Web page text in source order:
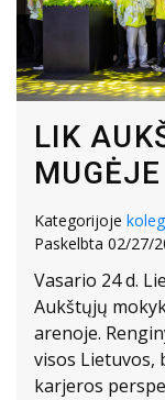
LIK
Kategorijoje
Paskelbta 02/27/
Vasario 24 d.
Aukštųjų
arenoje.
visos Lietuvos,
karjeros